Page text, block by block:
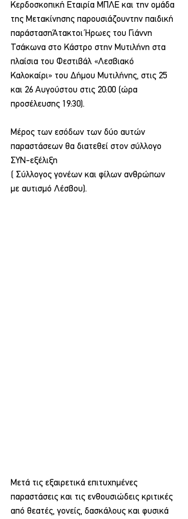
Κερδοσκοπική Εταιρία ΜΠΛΕ και την ομάδα
της Μετακίνησης παρουσιάζουντην παιδική
παράστασηΆτακτοι Ήρωες του Γιάννη
Τσάκωνα στο Κάστρο στην Μυτιλήνη στα
πλαίσια του Φεστιβάλ «Λεσβιακό
Καλοκαίρι» του Δήμου Μυτιλήνης, στις 25
και 26 Αυγούστου στις 20:00 (ώρα
προσέλευσης 19:30).
Μέρος των εσόδων των δύο αυτών
παραστάσεων θα διατεθεί στον σύλλογο
ΣΥΝ-εξέλιξη
( Σύλλογος γονέων και φίλων ανθρώπων
με αυτισμό Λέσβου).
Μετά τις εξαιρετικά επιτυχημένες
παραστάσεις και τις ενθουσιώδεις κριτικές
από θεατές, γονείς, δασκάλους και φυσικά